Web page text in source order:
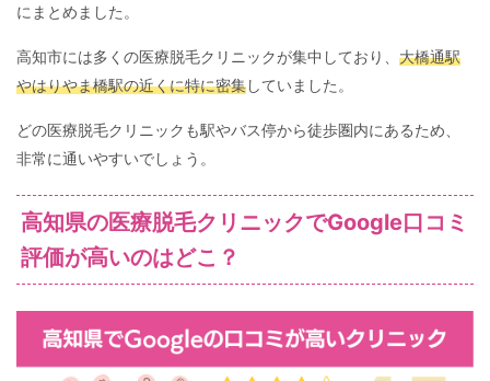
にまとめました。
高知市には多くの医療脱毛クリニックが集中しており、 大橋通駅
やはりやま橋駅の近くに特に密集していました。
どの医療脱毛クリニックも駅やバス停から徒歩圏内にあるため、
非常に通いやすいでしょう。
高知県の医療脱毛クリニックでGoogle口コミ
評価が高いのはどこ？